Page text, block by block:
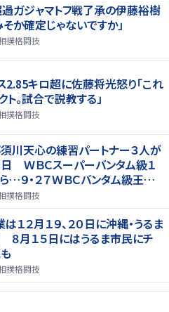
過ガジャマトフ戦了承の伊藤裕樹
そか確定じゃないですか」
撲格闘技
ス2.85キロ超に佐藤将光怒り「これ
ト。試合で説教する」
撲格闘技
須川天心の練習パートナー３人が
ＷＢＣスーパーバンタム級１
…９・２７ＷＢＣバンタム級王者・
撲格闘技
１２月１９、２０日に沖縄・うるま
８月１５日にはうるま市民にチ
撲格闘技